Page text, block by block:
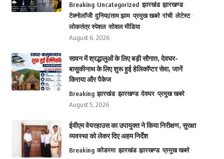
Breaking Uncategorized झारखंड झारखण्ड
टेक्नोलॉजी दुनिया/ताम झाम प्रमुख खबरे रांची लेटेस्ट
लोकतंत्र स्पेशल सोशल मीडिया
August 6, 2026
सावन में श्रद्धालुओं के लिए बड़ी सौगात, देवघर-
बासुकीनाथ के लिए शुरू हुई हेलिकॉप्टर सेवा, जानें
किराया और पैकेज
Breaking झारखंड झारखण्ड देवघर प्रमुख खबरे
August 5, 2026
ईवीएम वेयरहाउस का उपायुक्त ने किया निरीक्षण, सुरक्षा
व्यवस्था को लेकर दिए अहम निर्देश
Breaking कोडरमा झारखंड झारखण्ड प्रमुख खबरे